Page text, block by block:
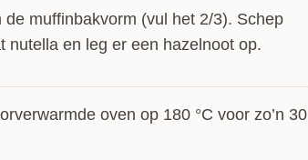
de muffinbakvorm (vul het 2/3). Schep
nutella en leg er een hazelnoot op.
oven op 180 °C voor zo’n 30